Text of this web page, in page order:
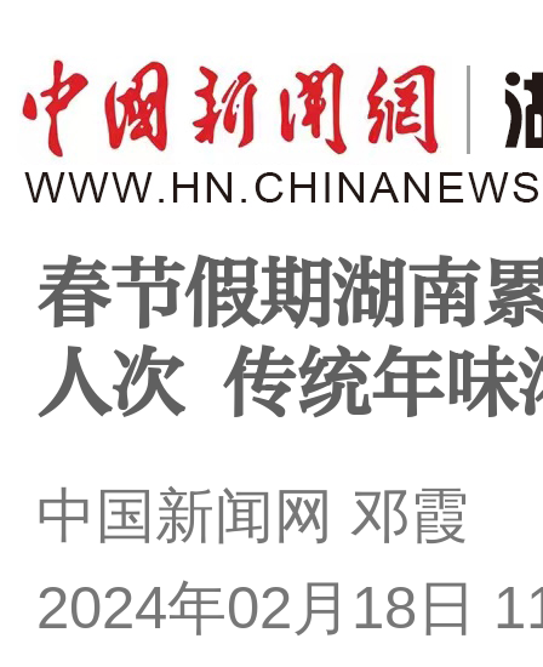
春节假期湖南
人次 传统年味
中国新闻网 邓霞
2024年02月18日